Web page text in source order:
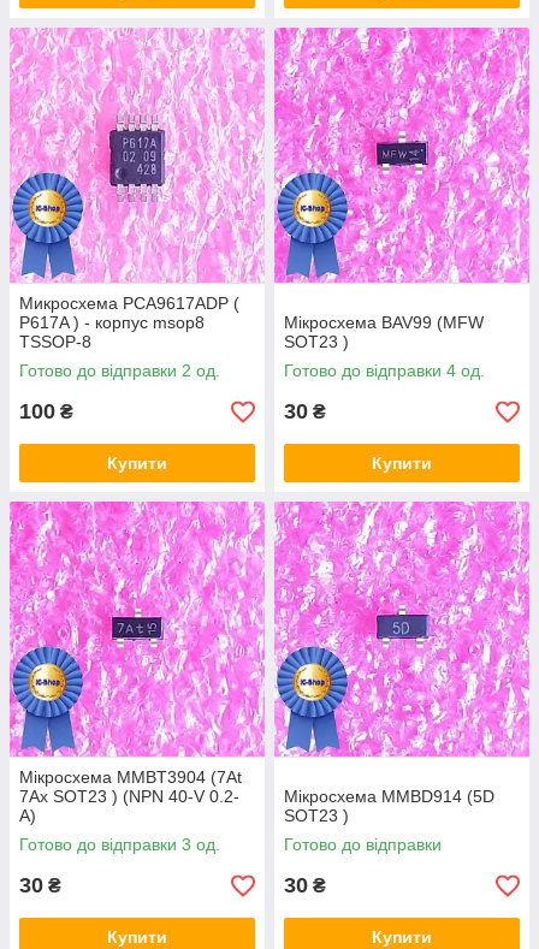
Микросхема PCA9617ADP (
P617A ) - корпус msop8
TSSOP-8
Готово до відправки 2 од.
100 ₴
Купити
Мікросхема BAV99 (MFW
SOT23 )
Готово до відправки 4 од.
30 ₴
Купити
Мікросхема MMBT3904 (7At
7Ax SOT23 ) (NPN 40-V 0.2-
A)
Готово до відправки 3 од.
30 ₴
Купити
Мікросхема MMBD914 (5D
SOT23 )
Готово до відправки
30 ₴
Купити